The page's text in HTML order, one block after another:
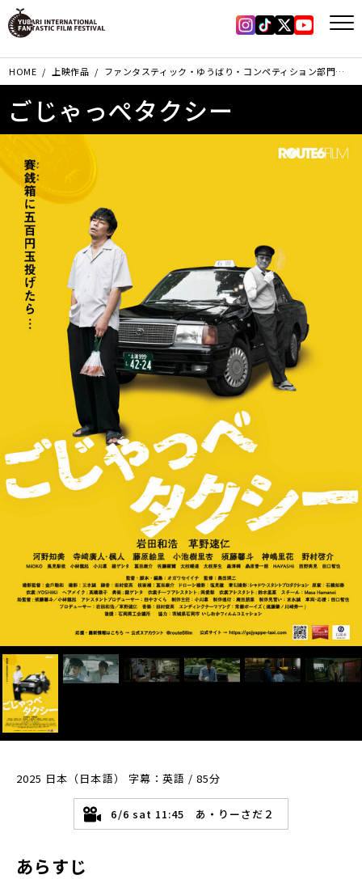
Instagram
Tiktok
X
HOME 上映作品 ファンタスティック・ゆうばり・コンペティション部門
ごじゃっぺタクシー
2025 日本（日本語） 字幕：英語 / 85分
6/6 sat 11:45 あ・りーさだ２
あらすじ